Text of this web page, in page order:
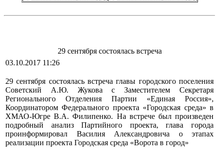
29 сентября состоялась встреча
03.10.2017 11:26
29 сентября состоялась встреча главы городского поселения
Советский А.Ю. Жукова с Заместителем Секретаря
Регионального Отделения Партии «Единая Россия»,
Координатором Федерального проекта «Городская среда» в
ХМАО-Югре В.А. Филипенко. На встрече был произведен
подробный анализ Партийного проекта, глава города
проинформировал Василия Александровича о этапах
реализации проекта Городская среда «Ворота в город»